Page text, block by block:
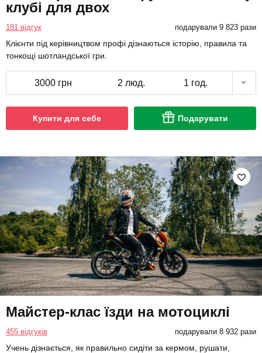
клубі для двох
181 відгук подарували 9 823 рази
Клієнти під керівництвом профі дізнаються історію, правила та
тонкощі шотландської гри.
3000 грн 2 люд. 1 год.
Купити для себе Подарувати
Майстер-клас їзди на мотоциклі
455 відгуків подарували 8 932 рази
Учень дізнається, як правильно сидіти за кермом, рушати,